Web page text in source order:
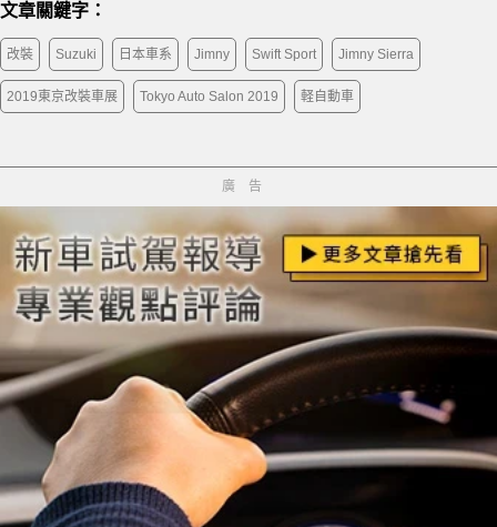
文章關鍵字：
改裝 Suzuki 日本車系 Jimny Swift Sport Jimny Sierra
2019東京改裝車展 Tokyo Auto Salon 2019 軽自動車
廣告